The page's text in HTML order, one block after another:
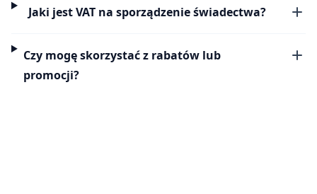
Jaki jest VAT na sporządzenie świadectwa?
Czy mogę skorzystać z rabatów lub
promocji?